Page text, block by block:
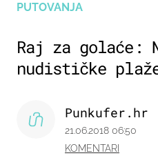
PUTOVANJA
Raj za golaće:
nudističke
Punkufer.hr
21.06.2018 06:50
KOMENTARI